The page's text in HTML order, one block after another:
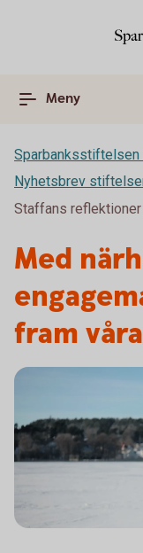
Meny
Sparbanksstiftelsen
Nyhetsbrev
Staffans
Med
fram